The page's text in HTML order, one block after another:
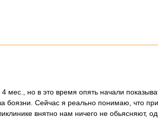
мес., но в это время опять начали
боязни. Сейчас я реально понимаю, что
внятно нам ничего не обьясняют,